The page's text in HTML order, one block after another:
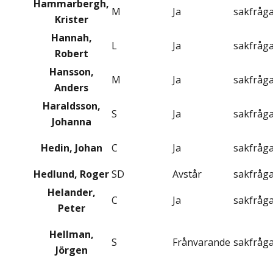
Hammarbergh,
Krister
M Ja
Hannah,
Robert
L Ja
Hansson,
Anders
M Ja
Haraldsson,
Johanna
S Ja
Hedin, Johan C Ja
Hedlund, RogerSD Avstår
Helander,
Peter
C Ja
Hellman,
Jörgen
S Frånvarande